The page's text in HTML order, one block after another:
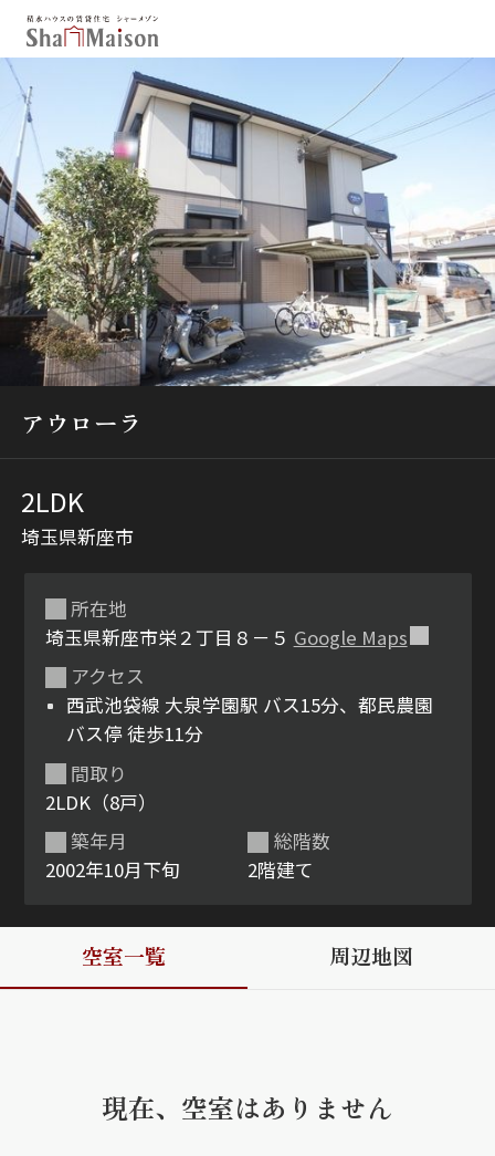
保存した条件
新着メール設定
最近見た物件
北海道 東北
関東
中部
関西
中国・四国
九州
市区郡・路線・駅から探す
通勤・通学時間から探す
地図から探す
シャーメゾンとは
シャーメゾンセレクショ
ン
シャーメゾンショップを探す
アウローラ
2LDK
埼玉県新座市
所在地
埼玉県新座市栄２丁目８－５ Google Maps
アクセス
西武池袋線 大泉学園駅 バス15分、都民農園
バス停 徒歩11分
築年月
2002年10月下旬
間取り
2LDK（8戸）
総階数
2階建て
空室一覧 周辺地図
現在、空室はありません